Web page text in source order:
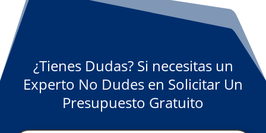
¿Tienes Dudas? Si necesitas un
Experto No Dudes en Solicitar Un
Presupuesto Gratuito